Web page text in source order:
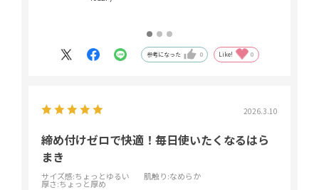
参考になった 0 Like! 0
2026.3.10
締め付けゼロで快適！毎日使いたくなるはら
まき
サイズ感:ちょっとゆるい 肌触り:なめらか
厚さ:ちょっと厚め